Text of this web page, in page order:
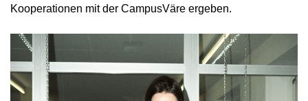
Kooperationen mit der CampusVäre ergeben.